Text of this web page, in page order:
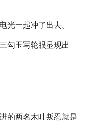
光一起冲了出去。
勾玉写轮眼显现出
的两名木叶叛忍就是